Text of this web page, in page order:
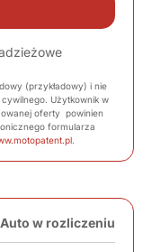
(przykładowy) i nie
Użytkownik w
oferty powinien
formularza
.
Auto w rozliczeniu